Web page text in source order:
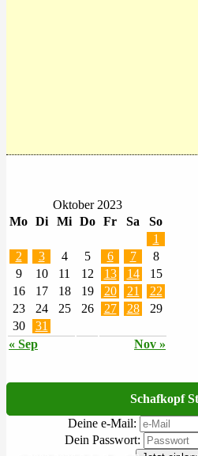
Oktober 2023
Mo Di Mi Do Fr Sa So
« Sep Nov »
1
2
3 4 5 6 7
8
9
10 11 12 13 14
15
16
17 18 19 20 21
22
23
24 25 26 27 28
29
30
31
Schafkopf
Deine e-Mail:
Dein Passwort: